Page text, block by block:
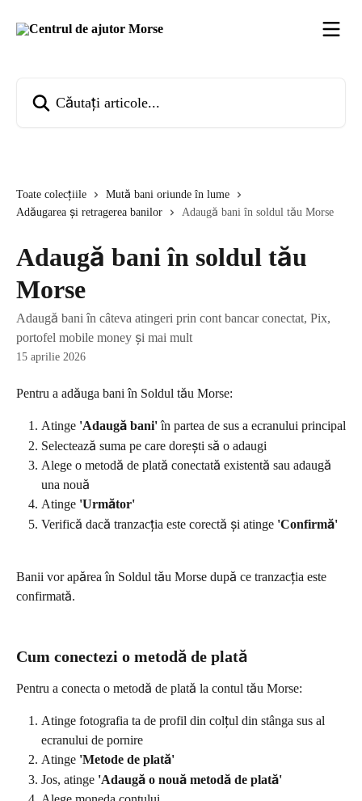
Toate colecțiile
Mută bani oriunde în lume
Adăugarea și retragerea banilor
Adaugă bani în soldul tău Morse
Adaugă bani în soldul tău
Morse
Adaugă bani în câteva atingeri prin cont bancar conectat, Pix,
portofel mobile money și mai mult
15 aprilie 2026
Pentru a adăuga bani în Soldul tău Morse:
Atinge 'Adaugă bani' în partea de sus a ecranului principal
Selectează suma pe care dorești să o adaugi
Alege o metodă de plată conectată existentă sau adaugă
una nouă
Atinge 'Următor'
Verifică dacă tranzacția este corectă şi atinge 'Confirmă'
Banii vor apărea în Soldul tău Morse după ce tranzacția este
confirmată.
Cum conectezi o metodă de plată
Pentru a conecta o metodă de plată la contul tău Morse:
Atinge fotografia ta de profil din colțul din stânga sus al
ecranului de pornire
Atinge 'Metode de plată'
Jos, atinge 'Adaugă o nouă metodă de plată'